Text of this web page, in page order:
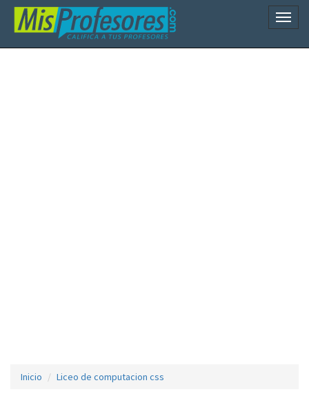
Inicio Liceo de computacion css